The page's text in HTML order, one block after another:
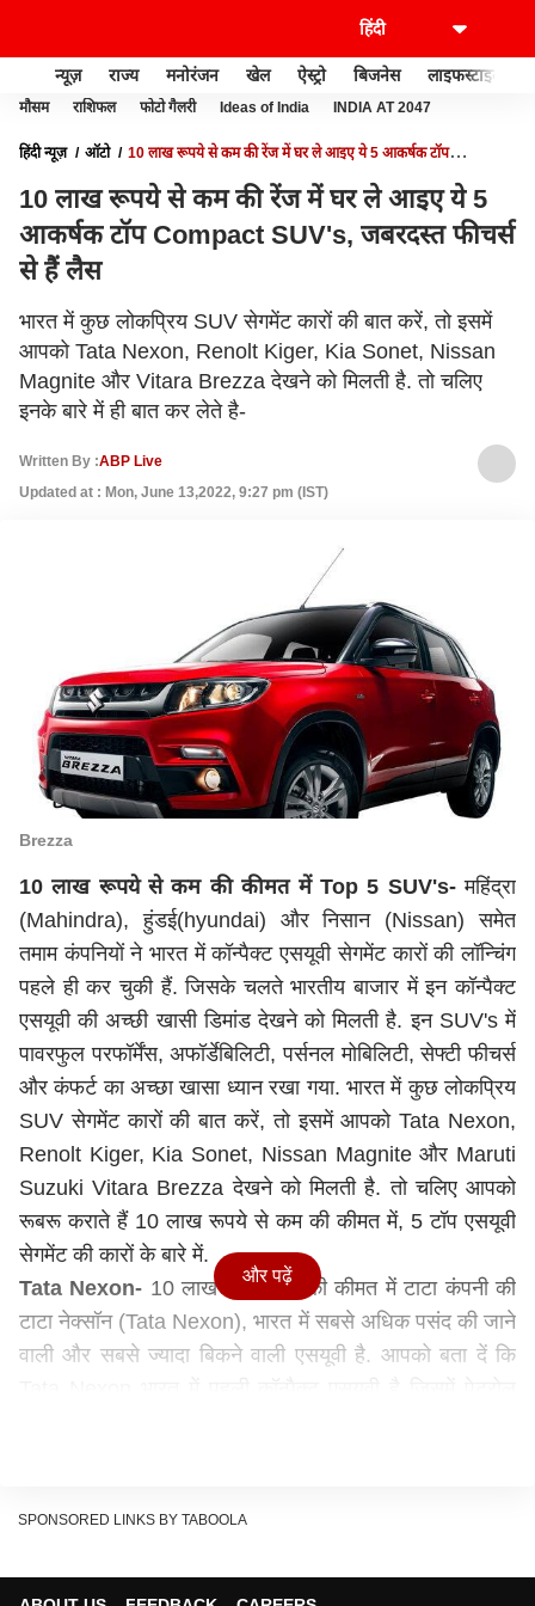
न्यूज़ राज्य मनोरंजन खेल ऐस्ट्रो बिजनेस लाइफस्टाइल
मौसम राशिफल फोटो गैलरी Ideas of India INDIA AT 2047
हिंदी न्यूज़ ऑटो
10 लाख रूपये से कम की रेंज में घर ले आइए ये 5 आकर्षक टॉप
10 लाख रूपये से कम की रेंज में घर ले आइए ये 5
आकर्षक टॉप Compact SUV's, जबरदस्त फीचर्स
से हैं लैस
भारत में कुछ लोकप्रिय SUV सेगमेंट कारों की बात करें, तो इसमें
आपको Tata Nexon, Renolt Kiger, Kia Sonet, Nissan
Magnite और Vitara Brezza देखने को मिलती है. तो चलिए
इनके बारे में ही बात कर लेते है-
Written By :ABP Live
Updated at : Mon, June 13,2022, 9:27 pm (IST)
Brezza
10 लाख रूपये से कम की कीमत में Top 5 SUV's-महिंद्रा
(Mahindra), हुंडई(hyundai) और निसान (Nissan) समेत
तमाम कंपनियों ने भारत में कॉन्पैक्ट एसयूवी सेगमेंट कारों की लॉन्चिंग
पहले ही कर चुकी हैं. जिसके चलते भारतीय बाजार में इन कॉन्पैक्ट
एसयूवी की अच्छी खासी डिमांड देखने को मिलती है. इन SUV's में
पावरफुल परफॉर्मेंस, अफॉर्डेबिलिटी, पर्सनल मोबिलिटी, सेफ्टी फीचर्स
और कंफर्ट का अच्छा खासा ध्यान रखा गया. भारत में कुछ लोकप्रिय
SUV सेगमेंट कारों की बात करें, तो इसमें आपको Tata Nexon,
Renolt Kiger, Kia Sonet, Nissan Magnite और Maruti
Suzuki Vitara Brezza देखने को मिलती है. तो चलिए आपको
रूबरू कराते हैं 10 लाख रूपये से कम की कीमत में, 5 टॉप एसयूवी
सेगमेंट की कारों के बारे में.
Tata Nexon- 10 लाख रूपये तक की कीमत में टाटा कंपनी की
टाटा नेक्सॉन (Tata Nexon), भारत में सबसे अधिक पसंद की जाने
वाली और सबसे ज्यादा बिकने वाली एसयूवी है. आपको बता दें कि
आपको डीजल इंजन का विकल्प भी देखने को मिलता है. बेस मॉडल
और पढ़ें
SPONSORED LINKS BY TABOOLA